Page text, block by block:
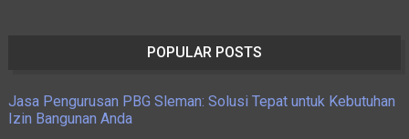
POPULAR POSTS
Jasa Pengurusan PBG Sleman: Solusi Tepat untuk Kebutuhan
Izin Bangunan Anda